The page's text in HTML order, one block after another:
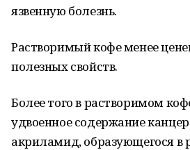
язвенную болезнь.
Растворимый кофе менее
полезных свойств.
Более того в растворимом
удвоенное содержание
акриламид, образующегося в